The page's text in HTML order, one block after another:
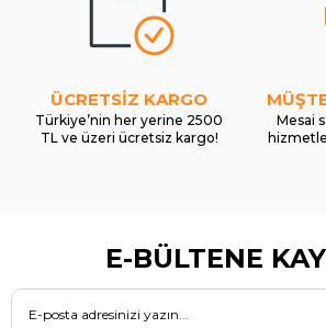
ÜCRETSİZ KARGO
Türkiye’nin her yerine 2500
TL ve üzeri ücretsiz kargo!
Mesai
E-BÜLTENE